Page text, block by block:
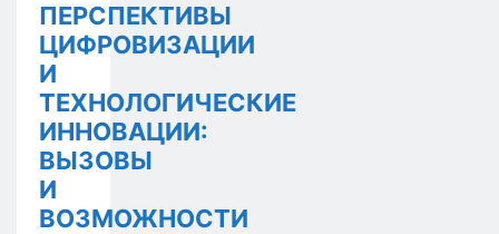
ПЕРСПЕКТИВЫ
ЦИФРОВИЗАЦИИ
И
ТЕХНОЛОГИЧЕСКИЕ
ИННОВАЦИИ:
ВЫЗОВЫ
И
ВОЗМОЖНОСТИ